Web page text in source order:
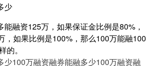
少
融资125万，如果保证金比例是80%，
，如果比例是100%，那么100万能融100
的。
少100万融资融券能融多少100万融资融